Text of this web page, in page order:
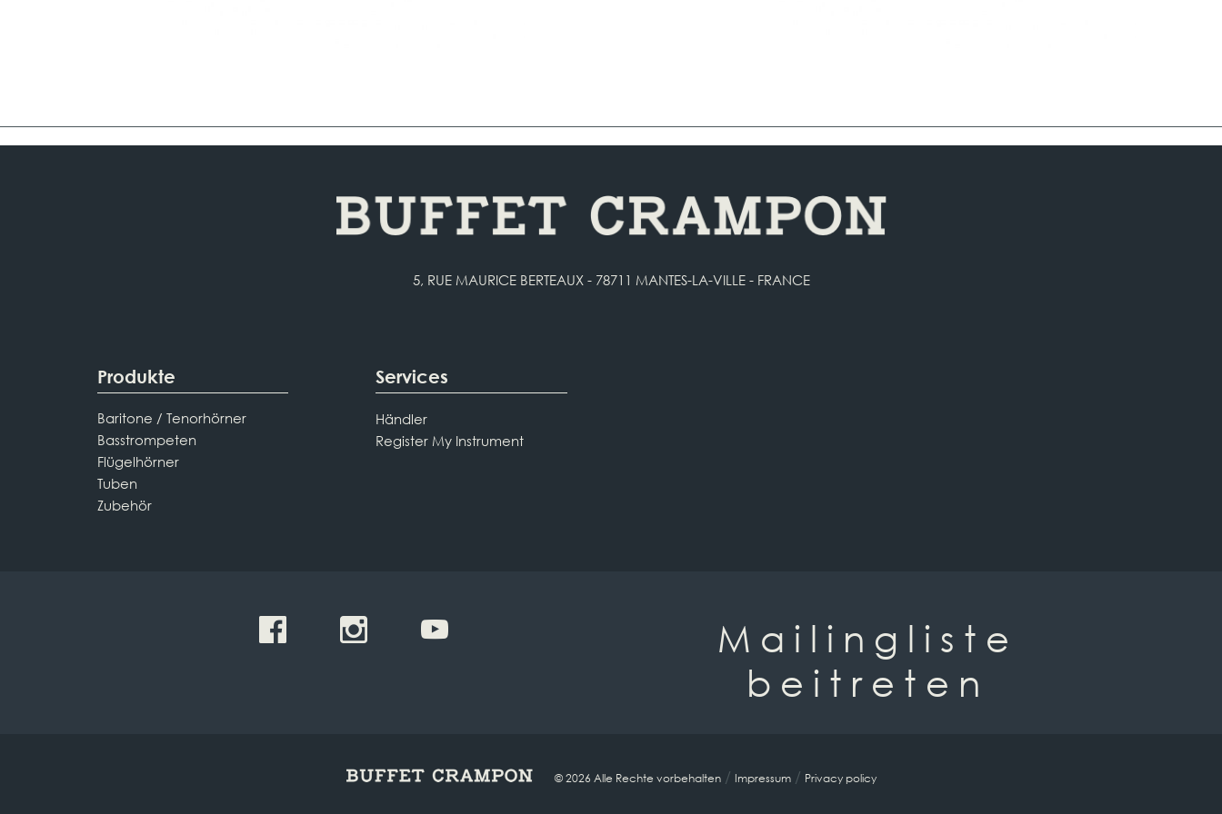
5, RUE MAURICE BERTEAUX - 78711 MANTES-LA-VILLE - FRANCE
Produkte
Baritone / Tenorhörner
Basstrompeten
Flügelhörner
Tuben
Zubehör
Services
Händler
Register My Instrument
Mailingliste
beitreten
© 2026 Alle Rechte vorbehalten/ Impressum/ Privacy policy